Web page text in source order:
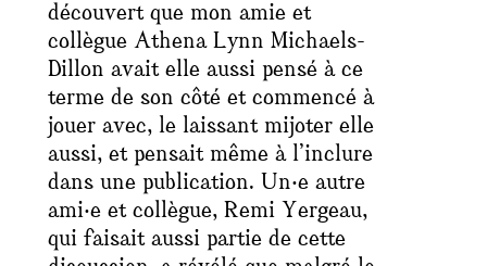
découvert que mon amie et
collègue Athena Lynn Michaels-
Dillon avait elle aussi pensé à ce
terme de son côté et commencé à
jouer avec, le laissant mijoter elle
aussi, et pensait même à l’inclure
dans une publication. Un‧e autre
ami‧e et collègue, Remi Yergeau,
qui faisait aussi partie de cette